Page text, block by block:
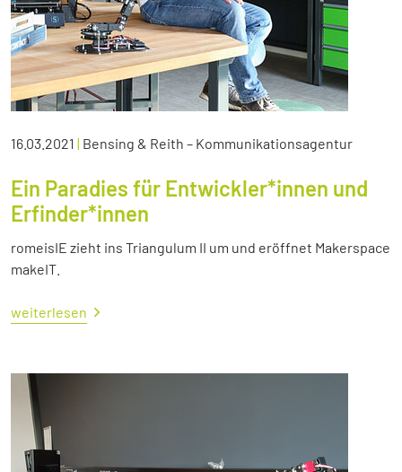
16.03.2021 | Bensing & Reith – Kommunikationsagentur
Ein Paradies für Entwickler*innen und
Erfinder*innen
romeisIE zieht ins Triangulum II um und eröffnet Makerspace
makeIT.
weiterlesen